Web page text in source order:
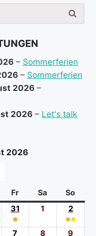
– Sommerferien
– Sommerferien
2026 –
2026 – Let's talk
2026
FrFreitag
Sa Samstag
So
31
●
(1
1
August
2026
22.
●●
(2
7 8 9